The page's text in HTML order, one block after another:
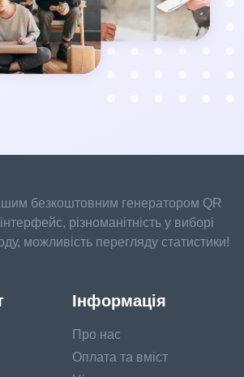
безкоштовним генератором QR
різноманітність у виборі
можливість перегляду статистики!
Інформація
Про нас
Оплата та вміст